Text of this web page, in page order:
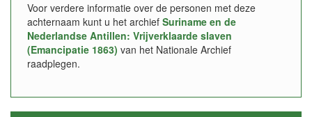
Voor verdere informatie over de personen met deze
achternaam kunt u het archief Suriname en de
Nederlandse Antillen: Vrijverklaarde slaven
(Emancipatie 1863) van het Nationale Archief
raadplegen.